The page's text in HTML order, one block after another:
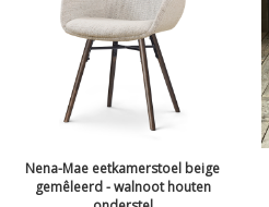
Nena-Mae eetkamerstoel beige
gemêleerd - walnoot houten